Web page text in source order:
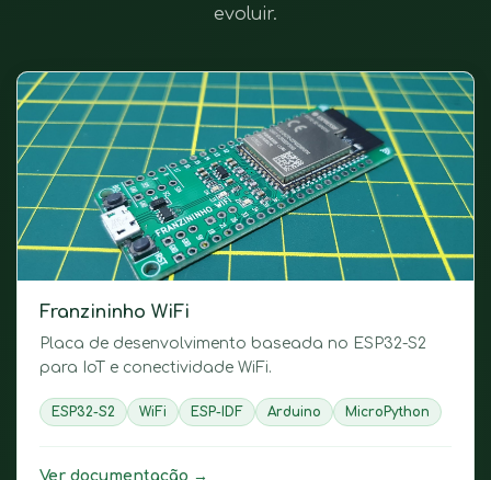
evoluir.
Franzininho WiFi
Placa de desenvolvimento baseada no ESP32-S2
para IoT e conectividade WiFi.
ESP32-S2 WiFi ESP-IDF Arduino MicroPython
Ver documentação →